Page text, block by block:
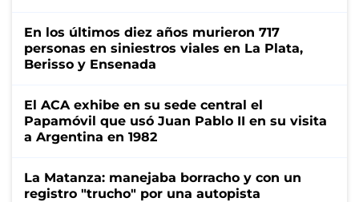
En los últimos diez años murieron 717
personas en siniestros viales en La Plata,
Berisso y Ensenada
El ACA exhibe en su sede central el
Papamóvil que usó Juan Pablo II en su visita
a Argentina en 1982
La Matanza: manejaba borracho y con un
registro "trucho" por una autopista